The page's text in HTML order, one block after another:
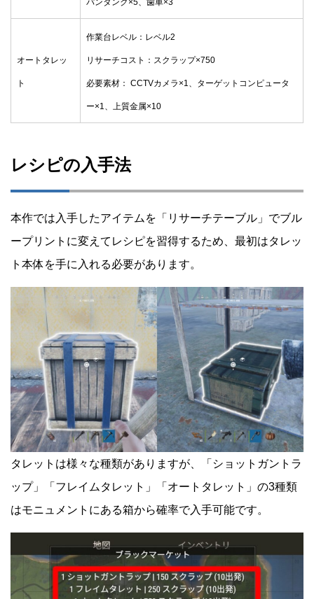
オートタレッ
ト
作業台レベル：レベル2
リサーチコスト：スクラップ×750
必要素材： CCTVカメラ×1、ターゲットコンピュータ
ー×1、上質金属×10
レシピの入手法
本作では入手したアイテムを「リサーチテーブル」でブル
ープリントに変えてレシピを習得するため、最初はタレッ
ト本体を手に入れる必要があります。
タレットは様々な種類がありますが、「ショットガントラ
ップ」「フレイムタレット」「オートタレット」の3種類
はモニュメントにある箱から確率で入手可能です。